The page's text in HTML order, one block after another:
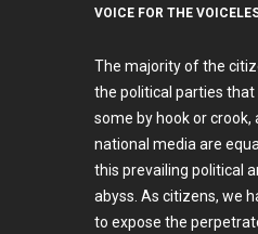
VOICE FOR THE
The majority of the
the political parties that
some by hook or
national media are
this prevailing political
abyss. As citizens, we
to expose the